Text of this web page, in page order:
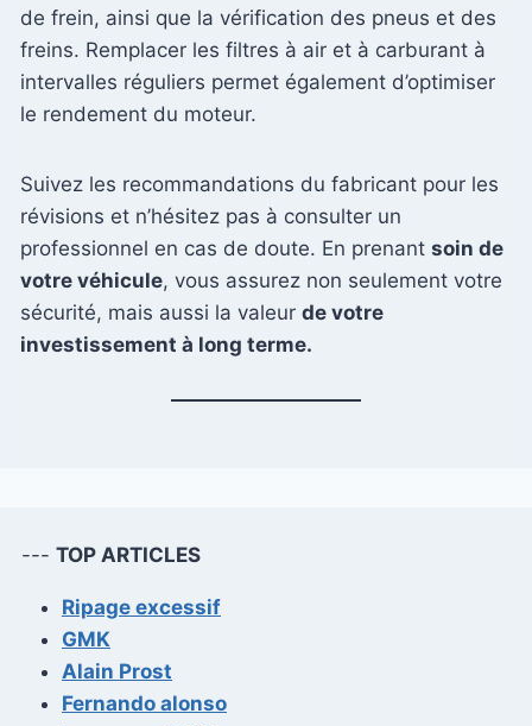
de frein, ainsi que la vérification des pneus et des
freins. Remplacer les filtres à air et à carburant à
intervalles réguliers permet également d’optimiser
le rendement du moteur.
Suivez les recommandations du fabricant pour les
révisions et n’hésitez pas à consulter un
professionnel en cas de doute. En prenant soin de
votre véhicule, vous assurez non seulement votre
sécurité, mais aussi la valeur de votre
investissement à long terme.
--- TOP ARTICLES
Ripage excessif
GMK
Alain Prost
Fernando alonso